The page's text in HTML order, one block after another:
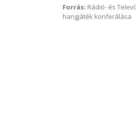
Forrás: Rádió- és
hangjáték konferálása